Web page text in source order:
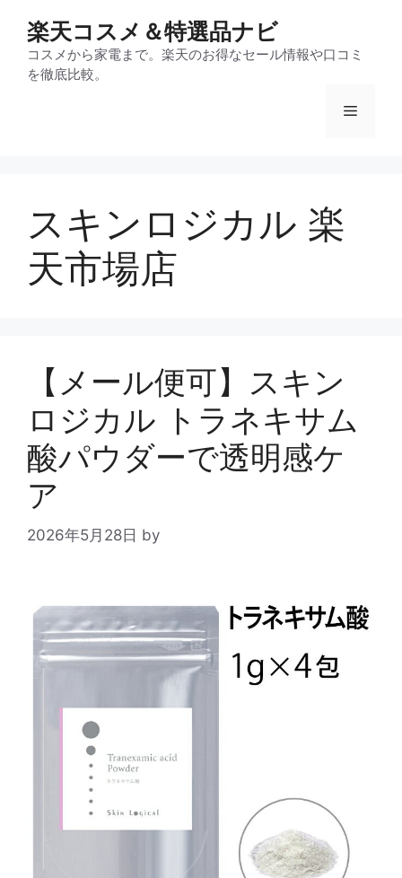
楽天コスメ＆特選品ナビ
コスメから家電まで。楽天のお得なセール情報や口コミ
を徹底比較。
メ
スキンロジカル 楽
天市場店
【メール便可】スキン
ロジカル トラネキサム
酸パウダーで透明感ケ
ア
2026年5月28日 by